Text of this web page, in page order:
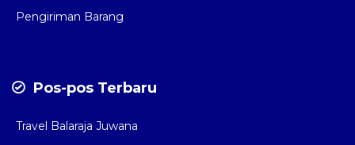
Pengiriman Barang
Pos-pos Terbaru
Travel Balaraja Juwana